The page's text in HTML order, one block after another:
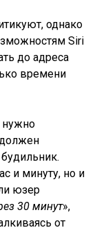
однако
Siri
до адреса
времени
нужно
и минуту, но и
юзер
30 минут»,
от